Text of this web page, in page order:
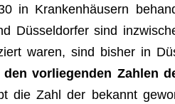
in Kran­ken­häu­sern
Düs­sel­dor­fer sind
waren, sind bis­her in
den vor­lie­gen­den Zah­len
die Zahl der bekannt